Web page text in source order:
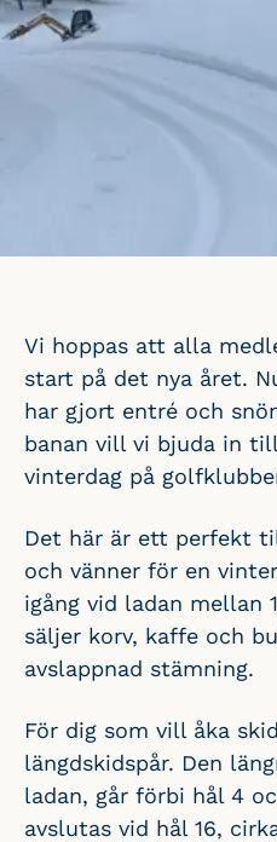
Vi hoppas att alla
start på det nya året.
har gjort entré och
banan vill vi bjuda in
vinterdag på
Det här är ett perfekt
och vänner för en
igång vid ladan mellan
säljer korv, kaffe och
avslappnad stämning.
För dig som vill åka
längdskidspår. Den
ladan, går förbi hål 4
avslutas vid hål 16,